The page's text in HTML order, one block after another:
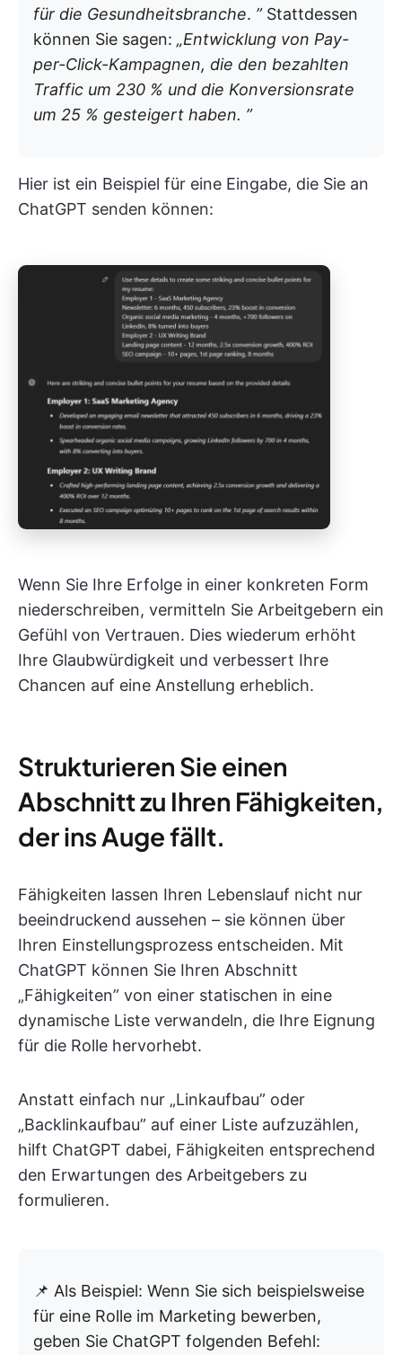
für die Gesundheitsbranche. ”Stattdessen
können Sie sagen: „Entwicklung von Pay-
per-Click-Kampagnen, die den bezahlten
Traffic um 230 % und die Konversionsrate
um 25 % gesteigert haben. ”
Hier ist ein Beispiel für eine Eingabe, die Sie an
ChatGPT senden können:
Wenn Sie Ihre Erfolge in einer konkreten Form
niederschreiben, vermitteln Sie Arbeitgebern ein
Gefühl von Vertrauen. Dies wiederum erhöht
Ihre Glaubwürdigkeit und verbessert Ihre
Chancen auf eine Anstellung erheblich.
Strukturieren Sie einen
Abschnitt zu Ihren Fähigkeiten,
der ins Auge fällt.
Fähigkeiten lassen Ihren Lebenslauf nicht nur
beeindruckend aussehen – sie können über
Ihren Einstellungsprozess entscheiden. Mit
ChatGPT können Sie Ihren Abschnitt
„Fähigkeiten” von einer statischen in eine
dynamische Liste verwandeln, die Ihre Eignung
für die Rolle hervorhebt.
Anstatt einfach nur „Linkaufbau” oder
„Backlinkaufbau” auf einer Liste aufzuzählen,
hilft ChatGPT dabei, Fähigkeiten entsprechend
den Erwartungen des Arbeitgebers zu
formulieren.
📌 Als Beispiel: Wenn Sie sich beispielsweise
für eine Rolle im Marketing bewerben,
geben Sie ChatGPT folgenden Befehl: